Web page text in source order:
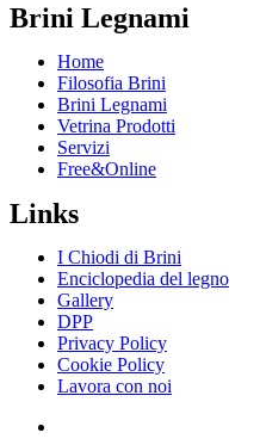
Brini Legnami
Home
Filosofia Brini
Brini Legnami
Vetrina Prodotti
Servizi
Free&Online
Links
I Chiodi di Brini
Enciclopedia del legno
Gallery
DPP
Privacy Policy
Cookie Policy
Lavora con noi